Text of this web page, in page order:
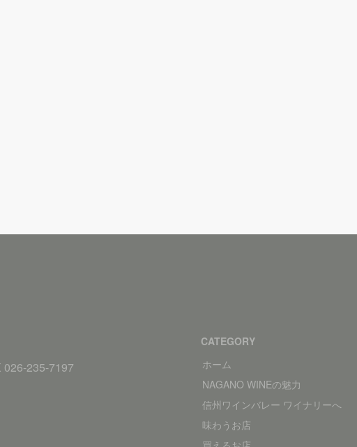
026-235-7197
CATEGORY
ホーム
NAGANO WINEの魅力
信州ワインバレー ワイナリーへ
味わうお店